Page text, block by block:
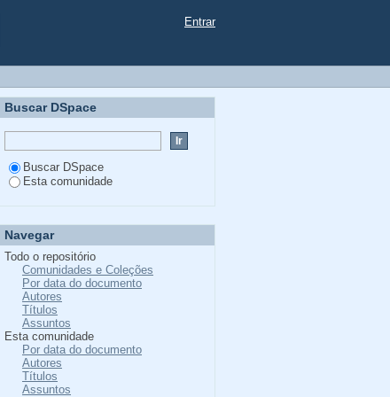
Entrar
Buscar DSpace
Buscar DSpace
Esta comunidade
Navegar
Todo o repositório
Comunidades e Coleções
Por data do documento
Autores
Títulos
Assuntos
Esta comunidade
Por data do documento
Autores
Títulos
Assuntos